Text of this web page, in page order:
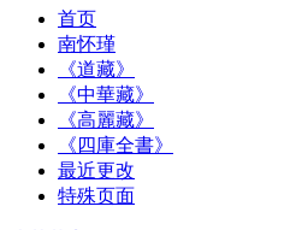
首页
南怀瑾
《道藏》
《中華藏》
《高麗藏》
《四庫全書》
最近更改
特殊页面